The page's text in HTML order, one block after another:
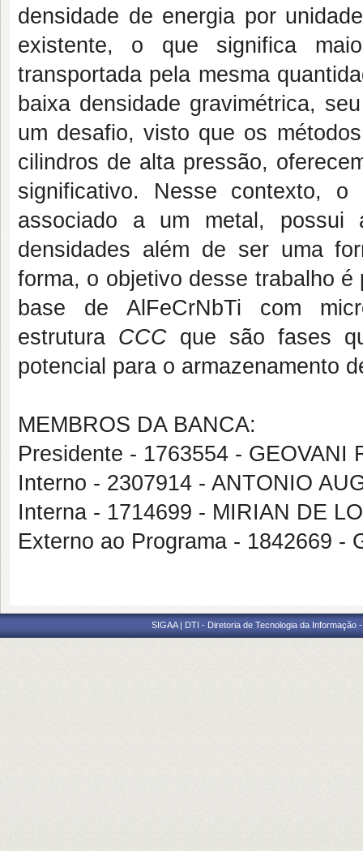
densidade de energia por
existente, o que significa
transportada pela mesma
baixa densidade gravimétrica,
um desafio, visto que os
cilindros de alta pressão,
significativo. Nesse contexto,
associado a um metal, possui
densidades além de ser uma
forma, o objetivo desse trabalho
base de AlFeCrNbTi com
estrutura CCC que são fases
potencial para o armazenamento
MEMBROS DA BANCA:
Presidente - 1763554 - GEOVANI
Interno - 2307914 - ANTONIO
Interna - 1714699 - MIRIAN DE
Externo ao Programa - 1842669 -
SIGAA | DTI - Diretoria de Tecnologia da